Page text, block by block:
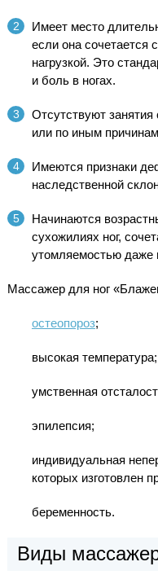
Имеет место
если она сочетается
нагрузкой. Это
и боль в ногах.
Отсутствуют занятия
или по иным
Имеются признаки
наследственной
Начинаются
сухожилиях ног,
утомляемостью даже
Массажер для ног
остеопороз;
высокая температура;
умственная
эпилепсия;
индивидуальная
которых изготовлен
беременность.
Виды